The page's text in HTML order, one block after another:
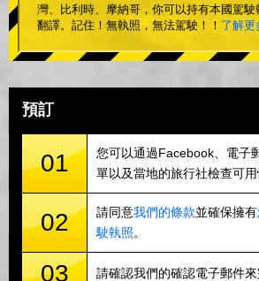
灣、比利時、摩納哥，你可以持有本國駕
翻譯。記住！無執照，無法駕駛！！ 了解更
預訂
01
您可以通過Facebook、電子
單以及當地的旅行社檢查可用
02 請同意我們的條款並確保擁有
駛執照。
03 請確認我們的確認電子郵件來